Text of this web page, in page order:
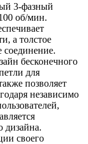
3-фазный
об/мин.
а толстое
соединение.
бесконечного
для
позволяет
независимо
дизайна.
своего